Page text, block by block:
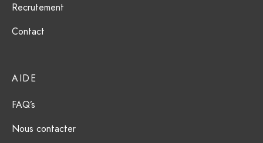
AIDE
FAQ’s
Nous contacter
Recrutement
Contact